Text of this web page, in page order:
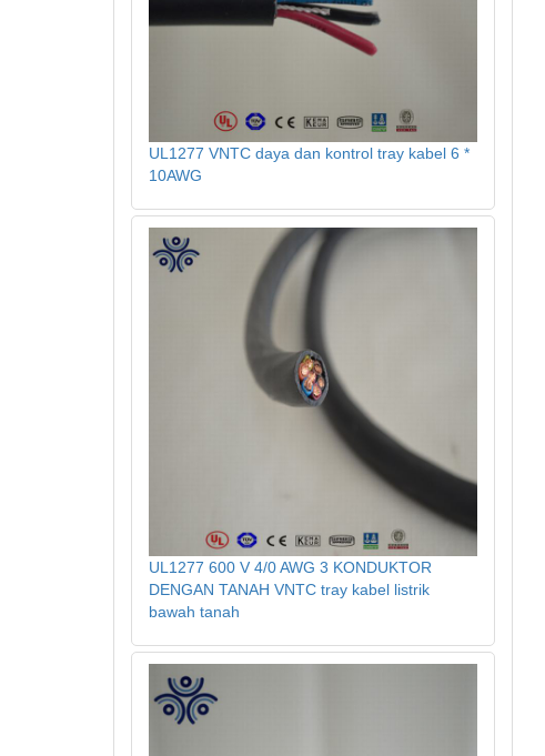
UL1277 VNTC daya dan kontrol tray kabel 6 *
10AWG
UL1277 600 V 4/0 AWG 3 KONDUKTOR
DENGAN TANAH VNTC tray kabel listrik
bawah tanah